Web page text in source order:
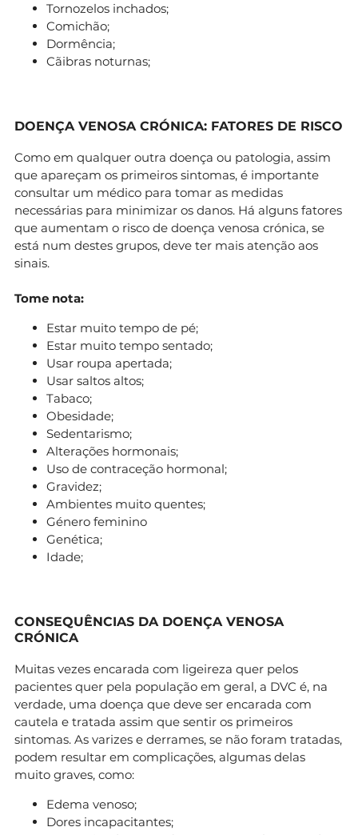
Tornozelos inchados;
Comichão;
Dormência;
Cãibras noturnas;
DOENÇA VENOSA CRÓNICA: FATORES DE RISCO
Como em qualquer outra doença ou patologia, assim
que apareçam os primeiros sintomas, é importante
consultar um médico para tomar as medidas
necessárias para minimizar os danos. Há alguns fatores
que aumentam o risco de doença venosa crónica, se
está num destes grupos, deve ter mais atenção aos
sinais.
Tome nota:
Estar muito tempo de pé;
Estar muito tempo sentado;
Usar roupa apertada;
Usar saltos altos;
Tabaco;
Obesidade;
Sedentarismo;
Alterações hormonais;
Uso de contraceção hormonal;
Gravidez;
Ambientes muito quentes;
Género feminino
Genética;
Idade;
CONSEQUÊNCIAS DA DOENÇA VENOSA
CRÓNICA
Muitas vezes encarada com ligeireza quer pelos
pacientes quer pela população em geral, a DVC é, na
verdade, uma doença que deve ser encarada com
cautela e tratada assim que sentir os primeiros
sintomas. As varizes e derrames, se não foram tratadas,
podem resultar em complicações, algumas delas
muito graves, como:
Edema venoso;
Dores incapacitantes;